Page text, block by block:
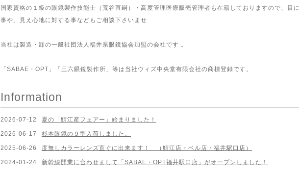
国家資格の１級の眼鏡製作技能士（荒谷直嗣）・高度管理医療販売管理者も在籍しておりますので、目
事や、見え心地に対する事などもご相談下さいませ
当社は製造・卸の一般社団法人福井県眼鏡協会加盟の会社です 。
「SABAE・OPT」「三六眼鏡製作所」等は当社ウィズ中央堂有限会社の商標登録です。
Information
2026-07-12 夏の「鯖江産フェアー」始まりました！
2026-06-17 杉本眼鏡の９型入荷しました。
2025-06-26 度無しカラーレンズ直ぐに出来ます！ （鯖江店・ベル店・福井駅口店）
2024-01-24 新幹線開業に合わせまして「SABAE・OPT福井駅口店」がオープンしました！